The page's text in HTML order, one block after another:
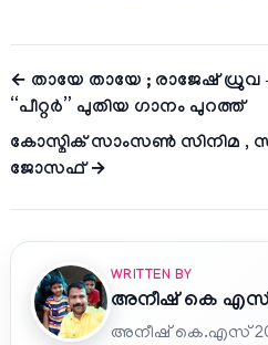
← തായേ തായേ ; രാജേഷ് ധ്രുവ
“പീറ്റർ” പുതിയ ഗാനം പുറത്ത്
കോസ്മിക് സാംസൺ സിനിമ ,
ജോസഫ് →
WRITTEN BY
അനീഷ്‌ കെ
അനീഷ് കെ.എസ്